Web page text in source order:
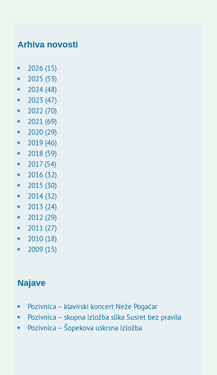
Arhiva novosti
2026 (15)
2025 (53)
2024 (48)
2023 (47)
2022 (70)
2021 (69)
2020 (29)
2019 (46)
2018 (59)
2017 (54)
2016 (32)
2015 (30)
2014 (32)
2013 (24)
2012 (29)
2011 (27)
2010 (18)
2009 (15)
Najave
Pozivnica – klavirski koncert Neže Pogačar
Pozivnica – skupna izložba slika Susret bez pravila
Pozivnica – Šopekova uskrsna izložba